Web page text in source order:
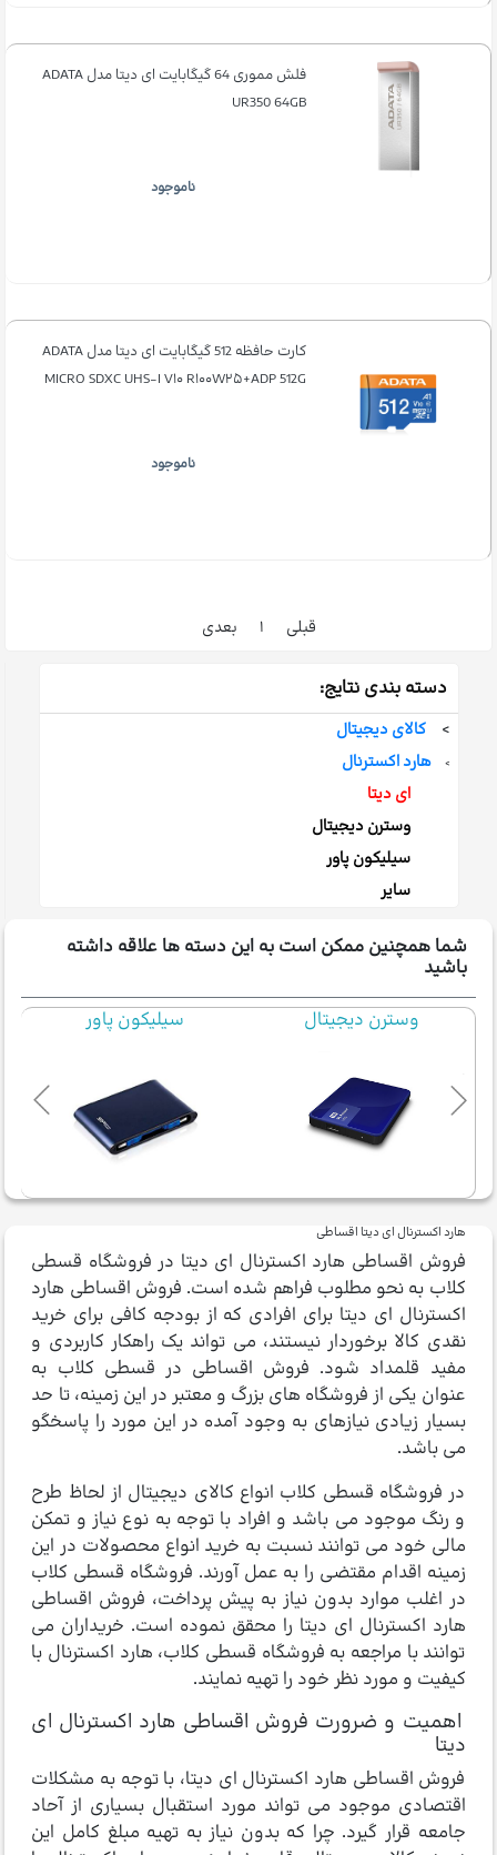
فلش مموری 64 گیگابایت ای دیتا مدل ADATA
UR350 64GB
ناموجود
کارت حافظه 512 گیگابایت ای دیتا مدل ADATA
MICRO SDXC UHS-I V۱۰ R۱۰۰W۲۵+ADP 512G
ناموجود
قبلی ۱ بعدی
دسته بندی نتایج:
>
کالای دیجیتال
>
هارد اکسترنال
ای دیتا
وسترن دیجیتال
سیلیکون پاور
سایر
شما همچنین ممکن است به این دسته ها علاقه داشته
باشید
وسترن دیجیتال
سیلیکون پاور
هارد اکسترنال ای دیتا اقساطی
فروش اقساطی هارد اکسترنال ای دیتا در فروشگاه قسطی
کلاب به نحو مطلوب فراهم شده است. فروش اقساطی هارد
اکسترنال ای دیتا برای افرادی که از بودجه کافی برای خرید
نقدی کالا برخوردار نیستند، می تواند یک راهکار کاربردی و
مفید قلمداد شود. فروش اقساطی در قسطی کلاب به
عنوان یکی از فروشگاه های بزرگ و معتبر در این زمینه، تا حد
بسیار زیادی نیازهای به وجود آمده در این مورد را پاسخگو
می باشد.
در فروشگاه قسطی کلاب انواع کالای دیجیتال از لحاظ طرح
و رنگ موجود می باشد و افراد با توجه به نوع نیاز و تمکن
مالی خود می توانند نسبت به خرید انواع محصولات در این
زمینه اقدام مقتضی را به عمل آورند. فروشگاه قسطی کلاب
در اغلب موارد بدون نیاز به پیش پرداخت، فروش اقساطی
هارد اکسترنال ای دیتا را محقق نموده است. خریداران می
توانند با مراجعه به فروشگاه قسطی کلاب، هارد اکسترنال با
کیفیت و مورد نظر خود را تهیه نمایند.
اهمیت و ضرورت فروش اقساطی هارد اکسترنال ای
دیتا
فروش اقساطی هارد اکسترنال ای دیتا، با توجه به مشکلات
اقتصادی موجود می تواند مورد استقبال بسیاری از آحاد
جامعه قرار گیرد. چرا که بدون نیاز به تهیه مبلغ کامل این